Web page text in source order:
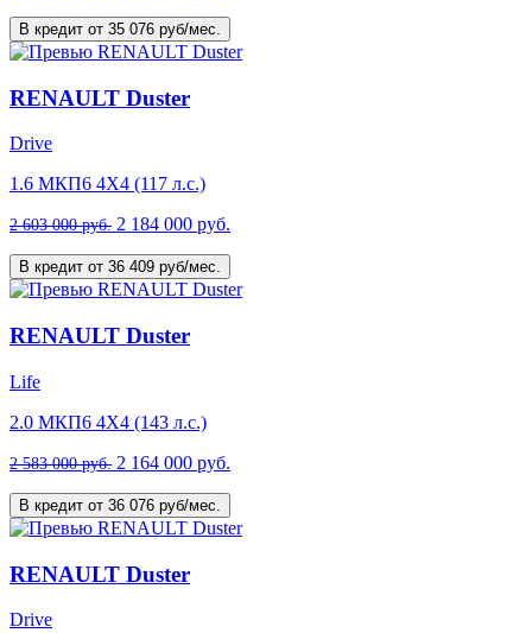
В кредит от 35 076 руб/мес.
RENAULT Duster
Drive
1.6 МКП6 4Х4 (117 л.с.)
2 603 000 руб. 2 184 000 руб.
В кредит от 36 409 руб/мес.
RENAULT Duster
Life
2.0 МКП6 4Х4 (143 л.с.)
2 583 000 руб. 2 164 000 руб.
В кредит от 36 076 руб/мес.
RENAULT Duster
Drive